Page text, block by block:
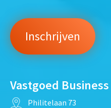
Vastgoed
Philitelaan 73